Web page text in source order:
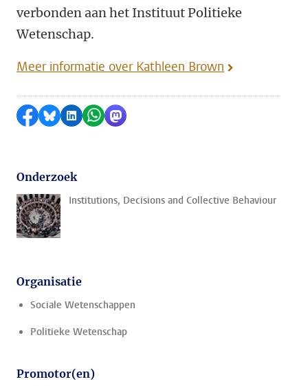
verbonden aan het Instituut Politieke
Wetenschap.
Meer informatie over Kathleen Brown
Delen op Facebook
Delen via Bluesky
Delen op LinkedIn
Delen via WhatsApp
Delen via Mastodon
Onderzoek
Institutions, Decisions and Collective Behaviour
Organisatie
Sociale Wetenschappen
Politieke Wetenschap
Promotor(en)